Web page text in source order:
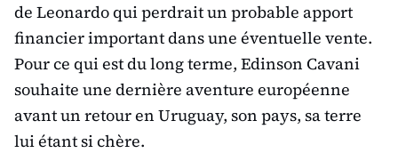
de Leonardo qui perdrait un probable apport
financier important dans une éventuelle vente.
Pour ce qui est du long terme, Edinson Cavani
souhaite une dernière aventure européenne
avant un retour en Uruguay, son pays, sa terre
lui étant si chère.